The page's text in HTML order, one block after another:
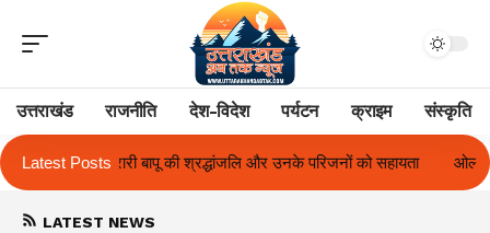
उत्तराखंड राजनीति देश-विदेश पर्यटन क्राइम संस्कृति
Latest Posts
श्रद्धांजलि और उनके परिजनों को सहायता ओलंपस हाई के इंटर-हाउस फुटबॉल
LATEST NEWS